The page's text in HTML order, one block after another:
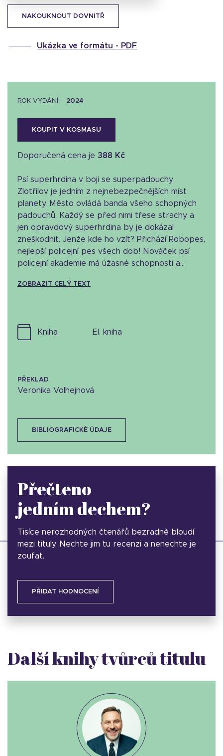
NAKOUKNOUT DOVNITŘ
Ukázka ve formátu - PDF
ROK VYDÁNÍ – 2024
KOUPIT V KOSMASU
Doporučená cena je 388 Kč
Psí superhrdina v boji se superpadouchy
Zlotřilov je jedním z nejnebezpečnějších míst
planety. Město ovládá banda všeho schopných
padouchů. Každý se před nimi třese strachy a
jen opravdový superhrdina by je dokázal
zneškodnit. Jenže kde ho vzít? Přichází Robopes,
nejlepší policejní pes všech dob! Nováček psí
policejní akademie má úžasné schopnosti a...
ZOBRAZIT CELÝ TEXT
kniha el. kniha
PŘEKLAD
Veronika Volhejnová
BIBLIOGRAFICKÉ ÚDAJE
Přečteno
jedním dechem?
Tisíce nerozhodných čtenářů bezradně bloudí
mezi tituly. Nechte jim tu recenzi a nenechte je
zoufat.
PŘIDAT HODNOCENÍ
Další knihy tvůrců titulu